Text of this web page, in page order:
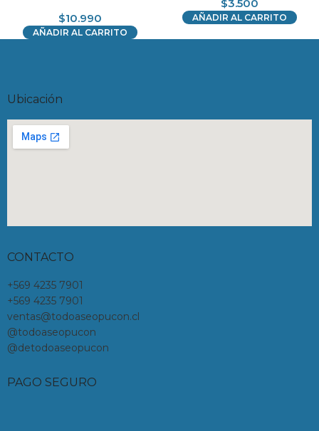
$10.990
AÑADIR AL CARRITO
$3.500
AÑADIR AL CARRITO
Ubicación
CONTACTO
+569 4235 7901
+569 4235 7901
ventas@todoaseopucon.cl
@todoaseopucon
@detodoaseopucon
PAGO SEGURO